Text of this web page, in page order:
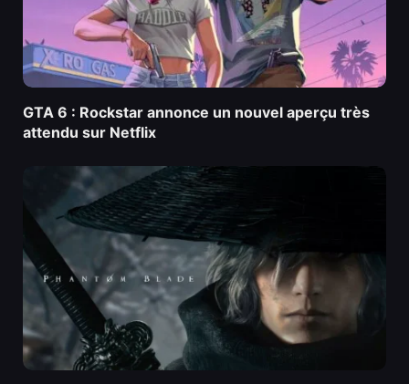
GTA 6 : Rockstar annonce un nouvel aperçu très
attendu sur Netflix